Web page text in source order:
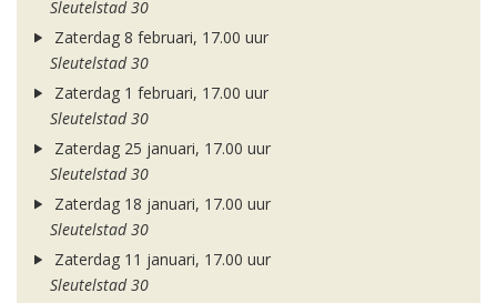
Sleutelstad 30
Zaterdag 8 februari, 17.00 uur
Sleutelstad 30
Zaterdag 1 februari, 17.00 uur
Sleutelstad 30
Zaterdag 25 januari, 17.00 uur
Sleutelstad 30
Zaterdag 18 januari, 17.00 uur
Sleutelstad 30
Zaterdag 11 januari, 17.00 uur
Sleutelstad 30